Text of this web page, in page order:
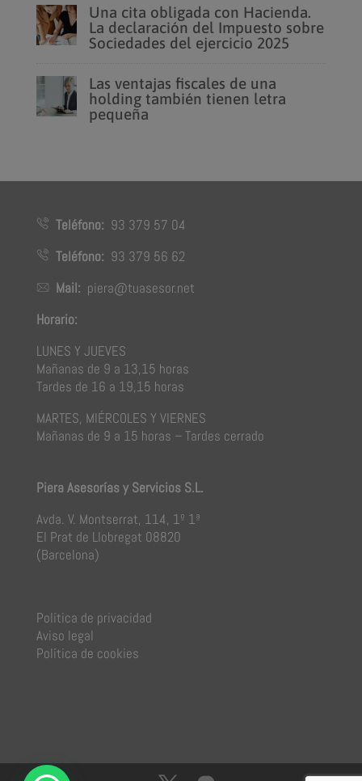
Una cita obligada con Hacienda.
La declaración del Impuesto sobre
Sociedades del ejercicio 2025
Las ventajas fiscales de una
holding también tienen letra
pequeña
Teléfono: 93 379 57 04
Teléfono: 93 379 56 62
Mail: piera@tuasesor.net
Horario:
LUNES Y JUEVES
Mañanas de 9 a 13,15 horas
Tardes de 16 a 19,15 horas
MARTES, MIÉRCOLES Y VIERNES
Mañanas de 9 a 15 horas – Tardes cerrado
Piera Asesorías y Servicios S.L.
Avda. V. Montserrat, 114, 1º 1ª
El Prat de Llobregat 08820
(Barcelona)
Política de privacidad
Aviso legal
Política de cookies